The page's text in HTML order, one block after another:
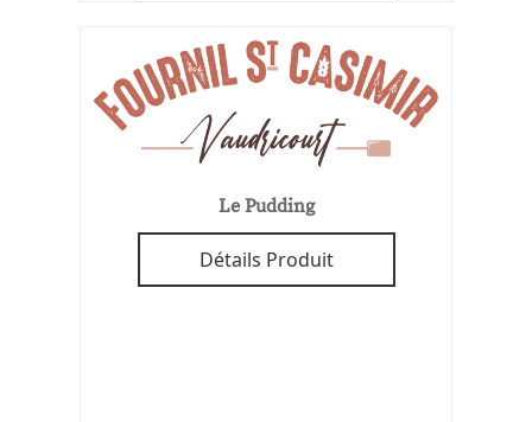
Le Pudding
Détails Produit